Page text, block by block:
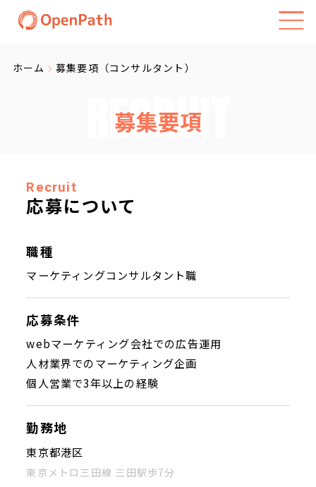
ホーム 募集要項（コンサルタント）
募集要項
RECRUIT
Recruit
応募について
職種
マーケティングコンサルタント職
応募条件
webマーケティング会社での広告運用
人材業界でのマーケティング企画
個人営業で3年以上の経験
勤務地
東京都港区
東京メトロ三田線 三田駅歩7分